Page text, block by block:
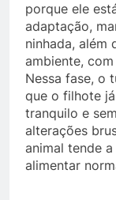
porque ele
adaptação,
ninhada, além
ambiente,
Nessa fase, o
que o filhote
tranquilo e
alterações
animal tende
alimentar